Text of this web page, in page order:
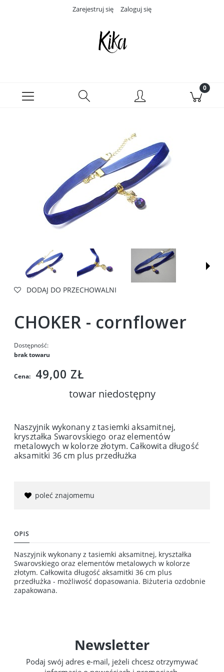
Zarejestruj się Zaloguj się
DODAJ DO PRZECHOWALNI
CHOKER - cornflower
Dostępność:
brak towaru
Cena: 49,00 ZŁ
towar niedostępny
Naszyjnik wykonany z tasiemki aksamitnej,
kryształka Swarovskiego oraz elementów
metalowych w kolorze złotym. Całkowita długość
aksamitki 36 cm plus przedłużka
poleć znajomemu
OPIS
Naszyjnik wykonany z tasiemki aksamitnej, kryształka
Swarovskiego oraz elementów metalowych w kolorze
złotym. Całkowita długość aksamitki 36 cm plus
przedłużka - możliwość dopasowania. Biżuteria ozdobnie
zapakowana.
Newsletter
Podaj swój adres e-mail, jeżeli chcesz otrzymywać